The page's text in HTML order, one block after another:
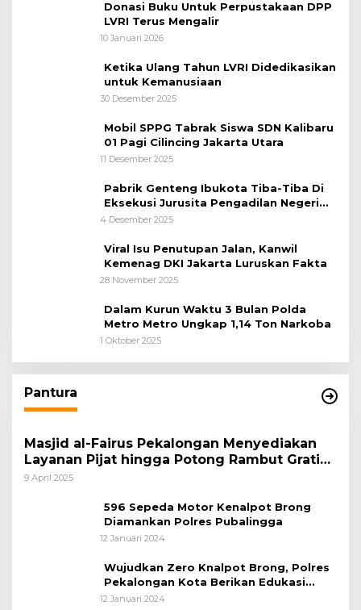
Donasi Buku Untuk Perpustakaan DPP
LVRI Terus Mengalir
10 Januari 2026
Ketika Ulang Tahun LVRI Didedikasikan
untuk Kemanusiaan
30 Desember 2025
Mobil SPPG Tabrak Siswa SDN Kalibaru
01 Pagi Cilincing Jakarta Utara
11 Desember 2025
Pabrik Genteng Ibukota Tiba-Tiba Di
Eksekusi Jurusita Pengadilan Negeri
Tangerang, Diduga Cacat Hukum Sejak
4 Desember 2025
Viral Isu Penutupan Jalan, Kanwil
Kemenag DKI Jakarta Luruskan Fakta
28 November 2025
Dalam Kurun Waktu 3 Bulan Polda
Metro Metro Ungkap 1,14 Ton Narkoba
1 Oktober 2025
Pantura
Masjid al-Fairus Pekalongan Menyediakan
Layanan Pijat hingga Potong Rambut Gratis
bagi Pemudik Lebaran 2025
9 April 2025
596 Sepeda Motor Kenalpot Brong
Diamankan Polres Pubalingga
12 Januari 2024
Wujudkan Zero Knalpot Brong, Polres
Pekalongan Kota Berikan Edukasi
Kepada Pelajar
12 Januari 2024